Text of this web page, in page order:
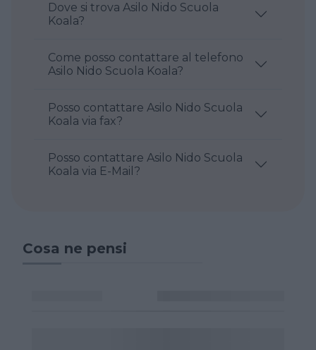
Dove si trova Asilo Nido Scuola
Koala?
Come posso contattare al telefono
Asilo Nido Scuola Koala?
Posso contattare Asilo Nido Scuola
Koala via fax?
Posso contattare Asilo Nido Scuola
Koala via E-Mail?
Cosa ne pensi